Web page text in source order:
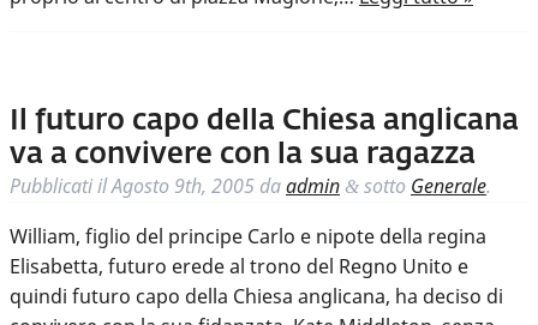
Il futuro capo della Chiesa anglicana
va a convivere con la sua ragazza
Pubblicati ilAgosto 9th, 2005 daadmin & sotto Generale.
William, figlio del principe Carlo e nipote della regina
Elisabetta, futuro erede al trono del Regno Unito e
quindi futuro capo della Chiesa anglicana, ha deciso di